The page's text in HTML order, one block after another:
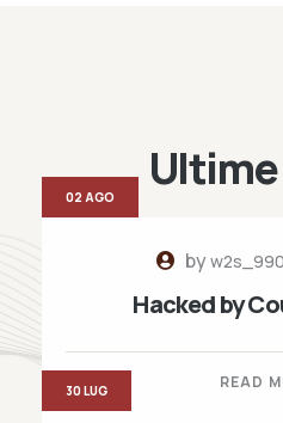
by
Hacked by
READ
02 AGO
30 LUG